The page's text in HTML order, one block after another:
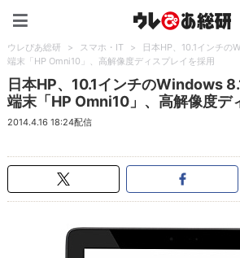
ウレぴあ総研 > スマホ・IT >
日本HP、10.1インチの
端末「HP Omni10」、高解像度ディスプレイを採用
日本HP、10.1インチのWindows
端末「HP Omni10」、高解像度デ
2014.4.16 18:24配信